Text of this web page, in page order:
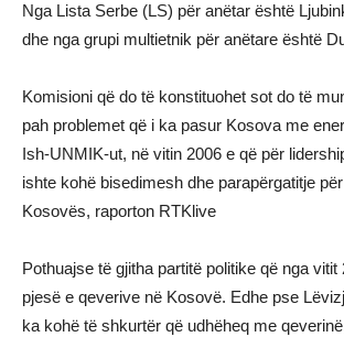
Nga Lista Serbe (LS) për anëtar është
dhe nga grupi multietnik për anëtare është
Komisioni që do të konstituohet sot do të
pah problemet që i ka pasur Kosova me
Ish-UNMIK-ut, në vitin 2006 e që për
ishte kohë bisedimesh dhe parapërgatitje
Kosovës, raporton RTKlive
Pothuajse të gjitha partitë politike që nga vitit
pjesë e qeverive në Kosovë. Edhe pse
ka kohë të shkurtër që udhëheq me